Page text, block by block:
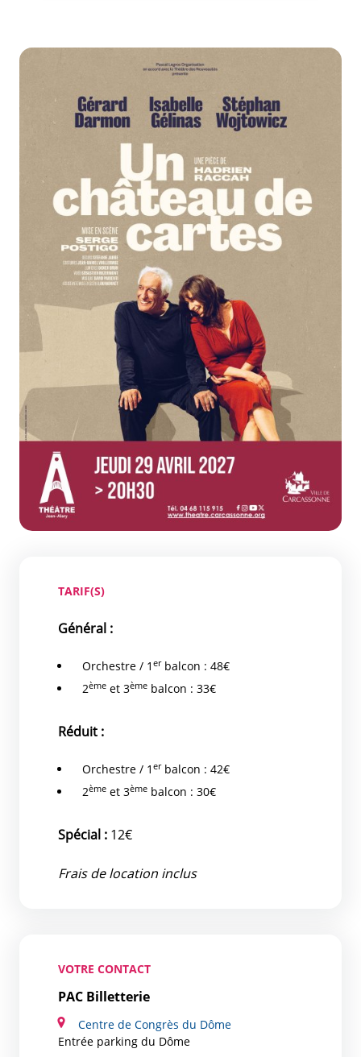
Zoom de l'image
TARIF(S)
Général :
Orchestre / 1 erbalcon : 48€
2ème et 3ème balcon : 33€
Réduit :
Orchestre / 1 erbalcon : 42€
2ème et 3ème balcon : 30€
Spécial : 12€
Frais de location inclus
VOTRE CONTACT
PAC Billetterie
Centre de Congrès du Dôme
Entrée parking du Dôme